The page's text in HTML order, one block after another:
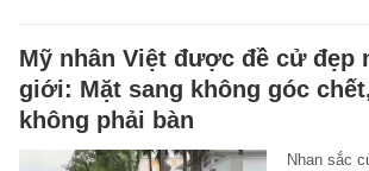
Mỹ nhân Việt được đề cử đẹp
giới: Mặt sang không góc
không phải bàn
Nhan sắc